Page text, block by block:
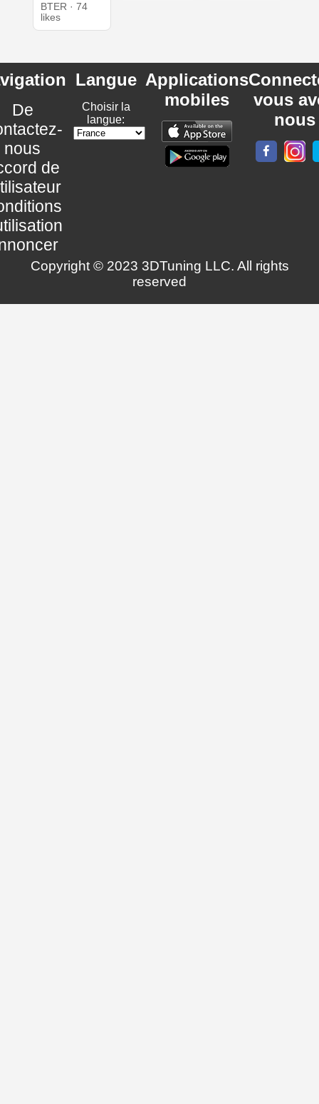
BTER · 74
likes
De
nous
de
Langue
Choisir la
langue:
Applications
mobiles
vous
nous
Copyright © 2023 3DTuning LLC. All rights
reserved